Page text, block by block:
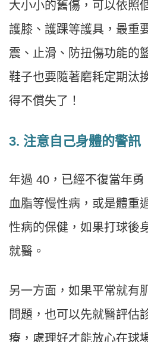
大小小的舊傷，可以依照
護膝、護踝等護具，最重
震、止滑、防扭傷功能的
鞋子也要隨著磨耗定期汰
得不償失了！
3. 注意自己身體的警訊
年過 40，已經不復當年勇
血脂等慢性病，或是體重
性病的保健，如果打球後
就醫。
另一方面，如果平常就有
問題，也可以先就醫評估
療，處理好才能放心在球